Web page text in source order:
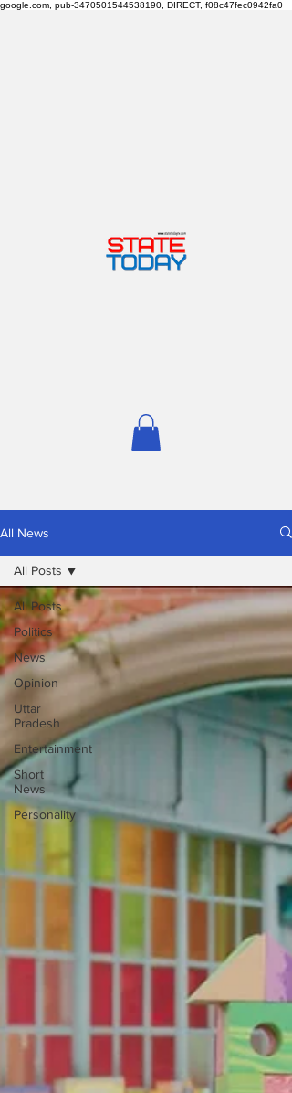
google.com, pub-3470501544538190, DIRECT, f08c47fec0942fa0
All News
All Posts
Politics
News
Opinion
Uttar
Pradesh
Entertainment
Short
News
Personality
All Posts